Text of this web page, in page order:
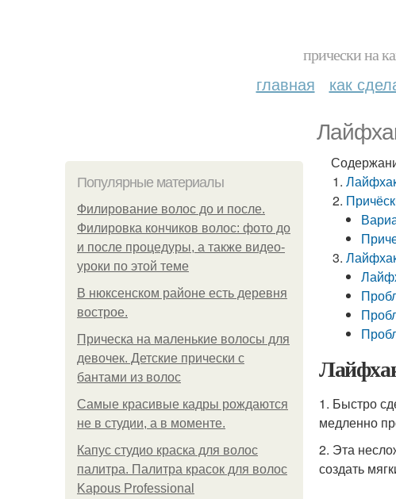
прически на
главная как
Популярные материалы
Филирование волос до и после.
Филировка кончиков волос: фото до
и после процедуры, а также видео-
уроки по этой теме
В нюксенском районе есть деревня
вострое.
Прическа на маленькие волосы для
девочек. Детские прически с
бантами из волос
Самые красивые кадры рождаются
не в студии, а в моменте.
Капус студио краска для волос
палитра. Палитра красок для волос
Kapous Professional
1. Быстро
медленно
2. Эта
создать